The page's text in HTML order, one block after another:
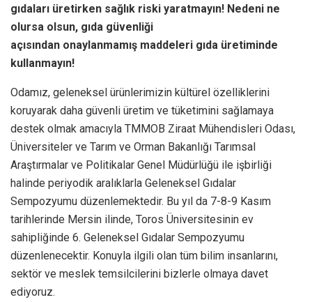
gıdaları üretirken sağlık riski yaratmayın! Nedeni ne
olursa olsun, gıda güvenliği
açısından onaylanmamış maddeleri gıda üretiminde
kullanmayın!
Odamız, geleneksel ürünlerimizin kültürel özelliklerini
koruyarak daha güvenli üretim ve tüketimini sağlamaya
destek olmak amacıyla TMMOB Ziraat Mühendisleri Odası,
Üniversiteler ve Tarım ve Orman Bakanlığı Tarımsal
Araştırmalar ve Politikalar Genel Müdürlüğü ile işbirliği
halinde periyodik aralıklarla Geleneksel Gıdalar
Sempozyumu düzenlemektedir. Bu yıl da 7-8-9 Kasım
tarihlerinde Mersin ilinde, Toros Üniversitesinin ev
sahipliğinde 6. Geleneksel Gıdalar Sempozyumu
düzenlenecektir. Konuyla ilgili olan tüm bilim insanlarını,
sektör ve meslek temsilcilerini bizlerle olmaya davet
ediyoruz.